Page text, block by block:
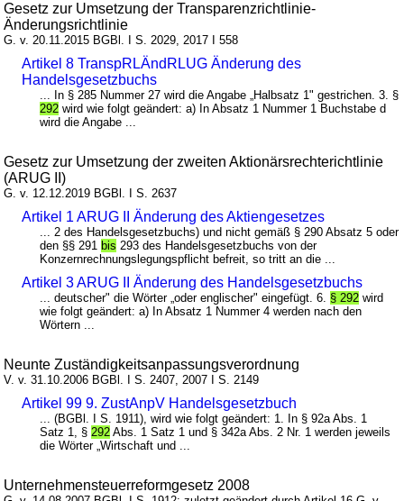
Gesetz zur Umsetzung der Transparenzrichtlinie-
Änderungsrichtlinie
G. v. 20.11.2015 BGBl. I S. 2029, 2017 I 558
Artikel 8 TranspRLÄndRLUG Änderung des
Handelsgesetzbuchs
... In § 285 Nummer 27 wird die Angabe „Halbsatz 1" gestrichen. 3. §
292 wird wie folgt geändert: a) In Absatz 1 Nummer 1 Buchstabe d
wird die Angabe ...
Gesetz zur Umsetzung der zweiten Aktionärsrechterichtlinie
(ARUG II)
G. v. 12.12.2019 BGBl. I S. 2637
Artikel 1 ARUG II Änderung des Aktiengesetzes
... 2 des Handelsgesetzbuchs) und nicht gemäß § 290 Absatz 5 oder
den §§ 291 bis 293 des Handelsgesetzbuchs von der
Konzernrechnungslegungspflicht befreit, so tritt an die ...
Artikel 3 ARUG II Änderung des Handelsgesetzbuchs
... deutscher" die Wörter „oder englischer" eingefügt. 6. § 292 wird
wie folgt geändert: a) In Absatz 1 Nummer 4 werden nach den
Wörtern ...
Neunte Zuständigkeitsanpassungsverordnung
V. v. 31.10.2006 BGBl. I S. 2407, 2007 I S. 2149
Artikel 99 9. ZustAnpV Handelsgesetzbuch
... (BGBl. I S. 1911), wird wie folgt geändert: 1. In § 92a Abs. 1
Satz 1, §292 Abs. 1 Satz 1 und § 342a Abs. 2 Nr. 1 werden jeweils
die Wörter „Wirtschaft und ...
Unternehmensteuerreformgesetz 2008